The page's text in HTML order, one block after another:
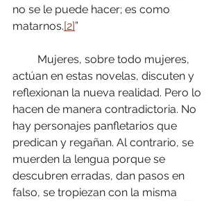
no se le puede hacer; es como
matarnos.[2]”
Mujeres, sobre todo mujeres,
actúan en estas novelas, discuten y
reflexionan la nueva realidad. Pero lo
hacen de manera contradictoria. No
hay personajes panfletarios que
predican y regañan. Al contrario, se
muerden la lengua porque se
descubren erradas, dan pasos en
falso, se tropiezan con la misma